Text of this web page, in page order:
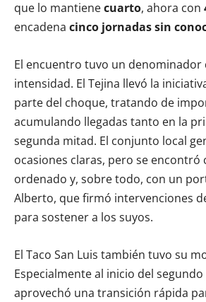
que lo mantienecuarto, ahora con
encadena cinco jornadas sin
El encuentro tuvo un denominador
intensidad. El Tejina llevó la
parte del choque, tratando de
acumulando llegadas tanto en la
segunda mitad. El conjunto local
ocasiones claras, pero se encontró
ordenado y, sobre todo, con un
Alberto, que firmó intervenciones
para sostener a los suyos.
El Taco San Luis también tuvo su
Especialmente al inicio del
aprovechó una transición rápida